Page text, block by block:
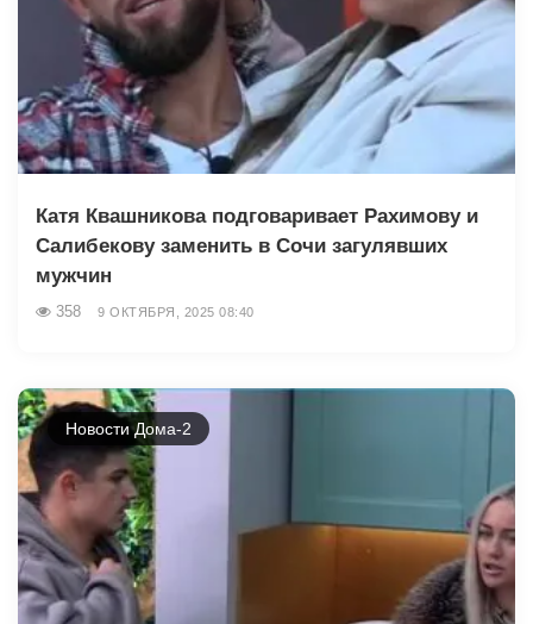
Катя Квашникова подговаривает Рахимову и
Салибекову заменить в Сочи загулявших
мужчин
358 9 ОКТЯБРЯ, 2025 08:40
Новости Дома-2